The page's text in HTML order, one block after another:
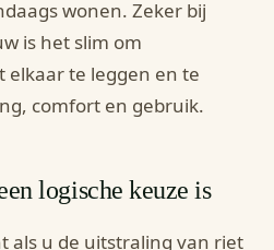
wonen. Zeker bij
is het slim om
elkaar te leggen en te
comfort en gebruik.
logische keuze is
als u de uitstraling van riet